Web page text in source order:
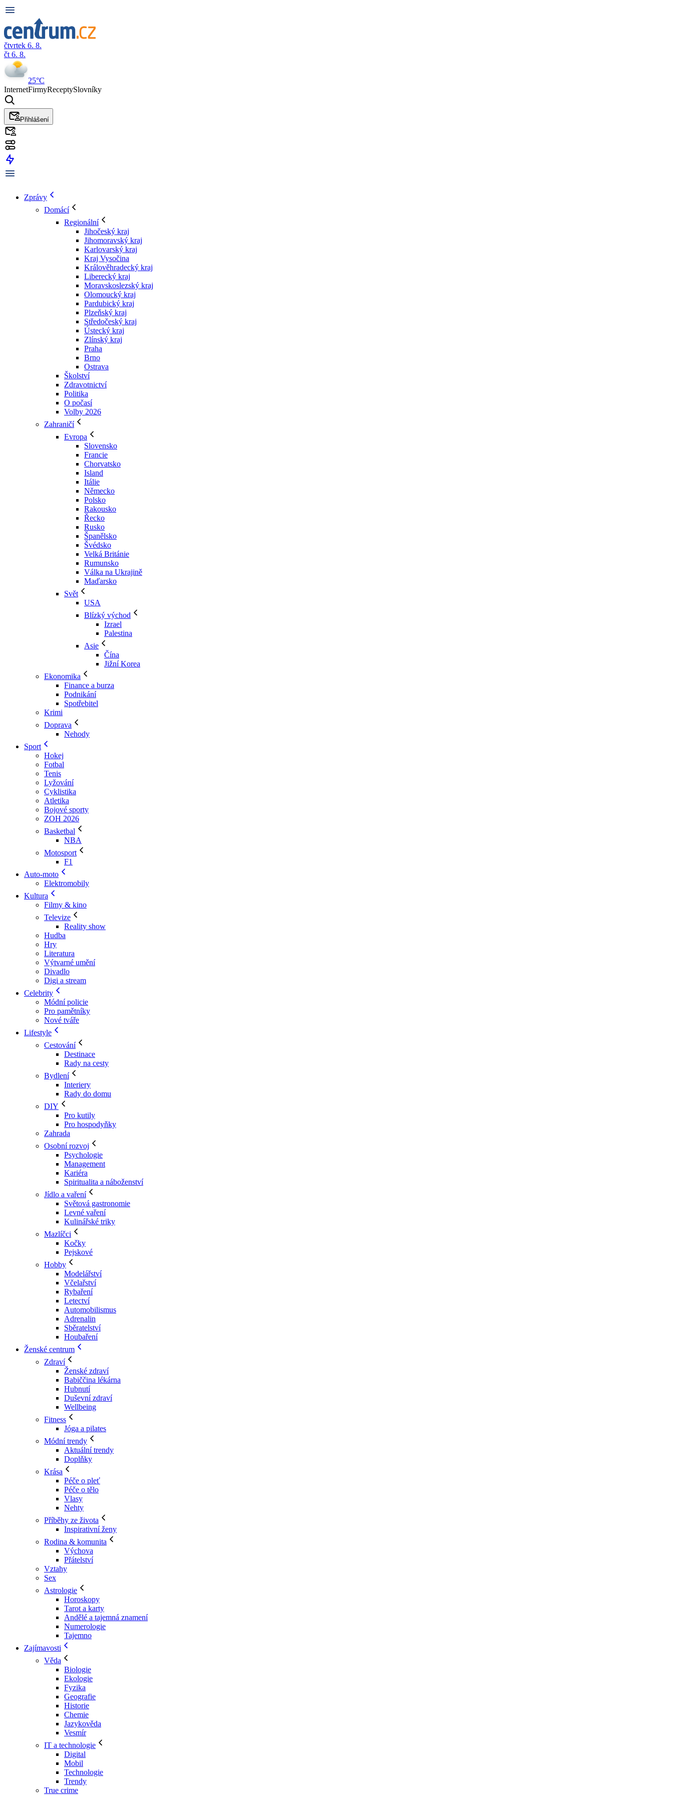
čtvrtek 6. 8.
čt 6. 8.
25°C
InternetFirmyReceptySlovníky
Přihlášení
Zprávy
Domácí
Regionální
Jihočeský kraj
Jihomoravský kraj
Karlovarský kraj
Kraj Vysočina
Králověhradecký kraj
Liberecký kraj
Moravskoslezský kraj
Olomoucký kraj
Pardubický kraj
Plzeňský kraj
Středočeský kraj
Ústecký kraj
Zlínský kraj
Praha
Brno
Ostrava
Školství
Zdravotnictví
Politika
O počasí
Volby 2026
Zahraničí
Evropa
Slovensko
Francie
Chorvatsko
Island
Itálie
Německo
Polsko
Rakousko
Řecko
Rusko
Španělsko
Švédsko
Velká Británie
Rumunsko
Válka na Ukrajině
Maďarsko
Svět
USA
Blízký východ
Izrael
Palestina
Asie
Čína
Jižní Korea
Ekonomika
Finance a burza
Podnikání
Spotřebitel
Krimi
Doprava
Nehody
Sport
Hokej
Fotbal
Tenis
Lyžování
Cyklistika
Atletika
Bojové sporty
ZOH 2026
Basketbal
NBA
Motosport
F1
Auto-moto
Elektromobily
Kultura
Filmy & kino
Televize
Reality show
Hudba
Hry
Literatura
Výtvarné umění
Divadlo
Digi a stream
Celebrity
Módní policie
Pro pamětníky
Nové tváře
Lifestyle
Cestování
Destinace
Rady na cesty
Bydlení
Interiery
Rady do domu
DIY
Pro kutily
Pro hospodyňky
Zahrada
Osobní rozvoj
Psychologie
Management
Kariéra
Spiritualita a náboženství
Jídlo a vaření
Světová gastronomie
Levné vaření
Kulinářské triky
Mazlíčci
Kočky
Pejskové
Hobby
Modelářství
Včelařství
Rybaření
Letectví
Automobilismus
Adrenalin
Sběratelství
Houbaření
Ženské centrum
Zdraví
Ženské zdraví
Babiččina lékárna
Hubnutí
Duševní zdraví
Wellbeing
Fitness
Jóga a pilates
Módní trendy
Aktuální trendy
Doplňky
Krása
Péče o pleť
Péče o tělo
Vlasy
Nehty
Příběhy ze života
Inspirativní ženy
Rodina & komunita
Výchova
Přátelství
Vztahy
Sex
Astrologie
Horoskopy
Tarot a karty
Andělé a tajemná znamení
Numerologie
Tajemno
Zajímavosti
Věda
Biologie
Ekologie
Fyzika
Geografie
Historie
Chemie
Jazykověda
Vesmír
IT a technologie
Digital
Mobil
Technologie
Trendy
True crime